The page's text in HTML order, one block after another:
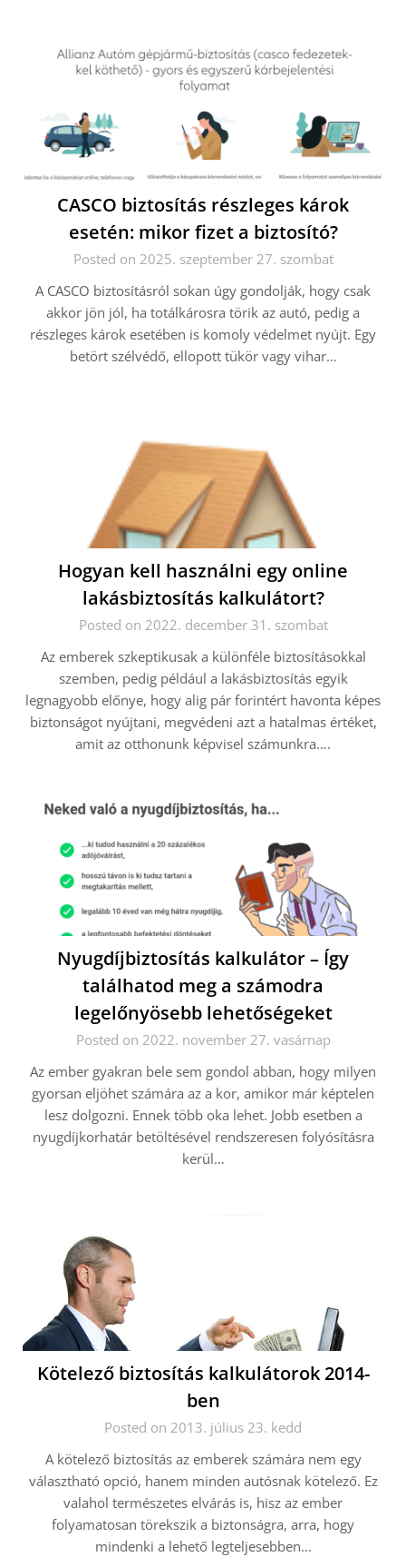
CASCO biztosítás részleges károk
esetén: mikor fizet a biztosító?
Posted on 2025. szeptember 27. szombat
A CASCO biztosításról sokan úgy gondolják, hogy csak
akkor jön jól, ha totálkárosra törik az autó, pedig a
részleges károk esetében is komoly védelmet nyújt. Egy
betört szélvédő, ellopott tükör vagy vihar…
Hogyan kell használni egy online
lakásbiztosítás kalkulátort?
Posted on 2022. december 31. szombat
Az emberek szkeptikusak a különféle biztosításokkal
szemben, pedig például a lakásbiztosítás egyik
legnagyobb előnye, hogy alig pár forintért havonta képes
biztonságot nyújtani, megvédeni azt a hatalmas értéket,
amit az otthonunk képvisel számunkra….
Nyugdíjbiztosítás kalkulátor – Így
találhatod meg a számodra
legelőnyösebb lehetőségeket
Posted on 2022. november 27. vasárnap
Az ember gyakran bele sem gondol abban, hogy milyen
gyorsan eljöhet számára az a kor, amikor már képtelen
lesz dolgozni. Ennek több oka lehet. Jobb esetben a
nyugdíjkorhatár betöltésével rendszeresen folyósításra
kerül…
Kötelező biztosítás kalkulátorok 2014-
ben
Posted on 2013. július 23. kedd
A kötelező biztosítás az emberek számára nem egy
választható opció, hanem minden autósnak kötelező. Ez
valahol természetes elvárás is, hisz az ember
folyamatosan törekszik a biztonságra, arra, hogy
mindenki a lehető legteljesebben…